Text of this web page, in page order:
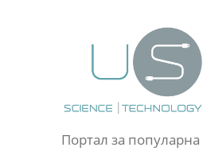
Портал за популарна